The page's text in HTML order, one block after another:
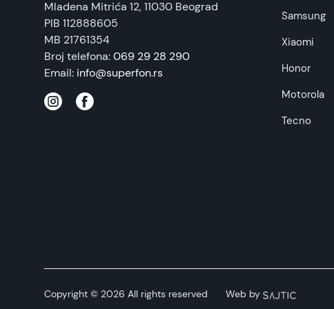
Napomena:
Mladena Mitrića 12, 11030 Beograd
PIB 112888605
MB 21761354
Broj telefona:069 29 28 290
Email: info@superfon.rs
Samsung
Xiaomi
Honor
Motorola
Tecno
Copyright © 2026 All rights reserved Web by